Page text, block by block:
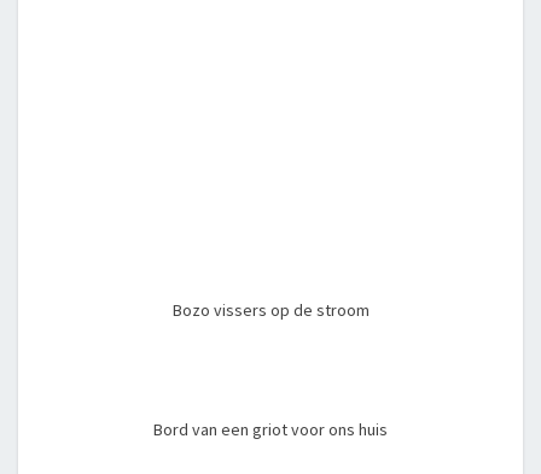
Bozo vissers op de stroom
Bord van een griot voor ons huis